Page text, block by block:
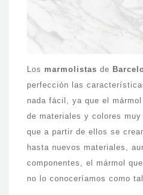
Los marmolistas de
perfección las
nada fácil, ya que el
de materiales y colores
que a partir de ellos se
hasta nuevos materiales,
componentes, el mármol
no lo conoceríamos como